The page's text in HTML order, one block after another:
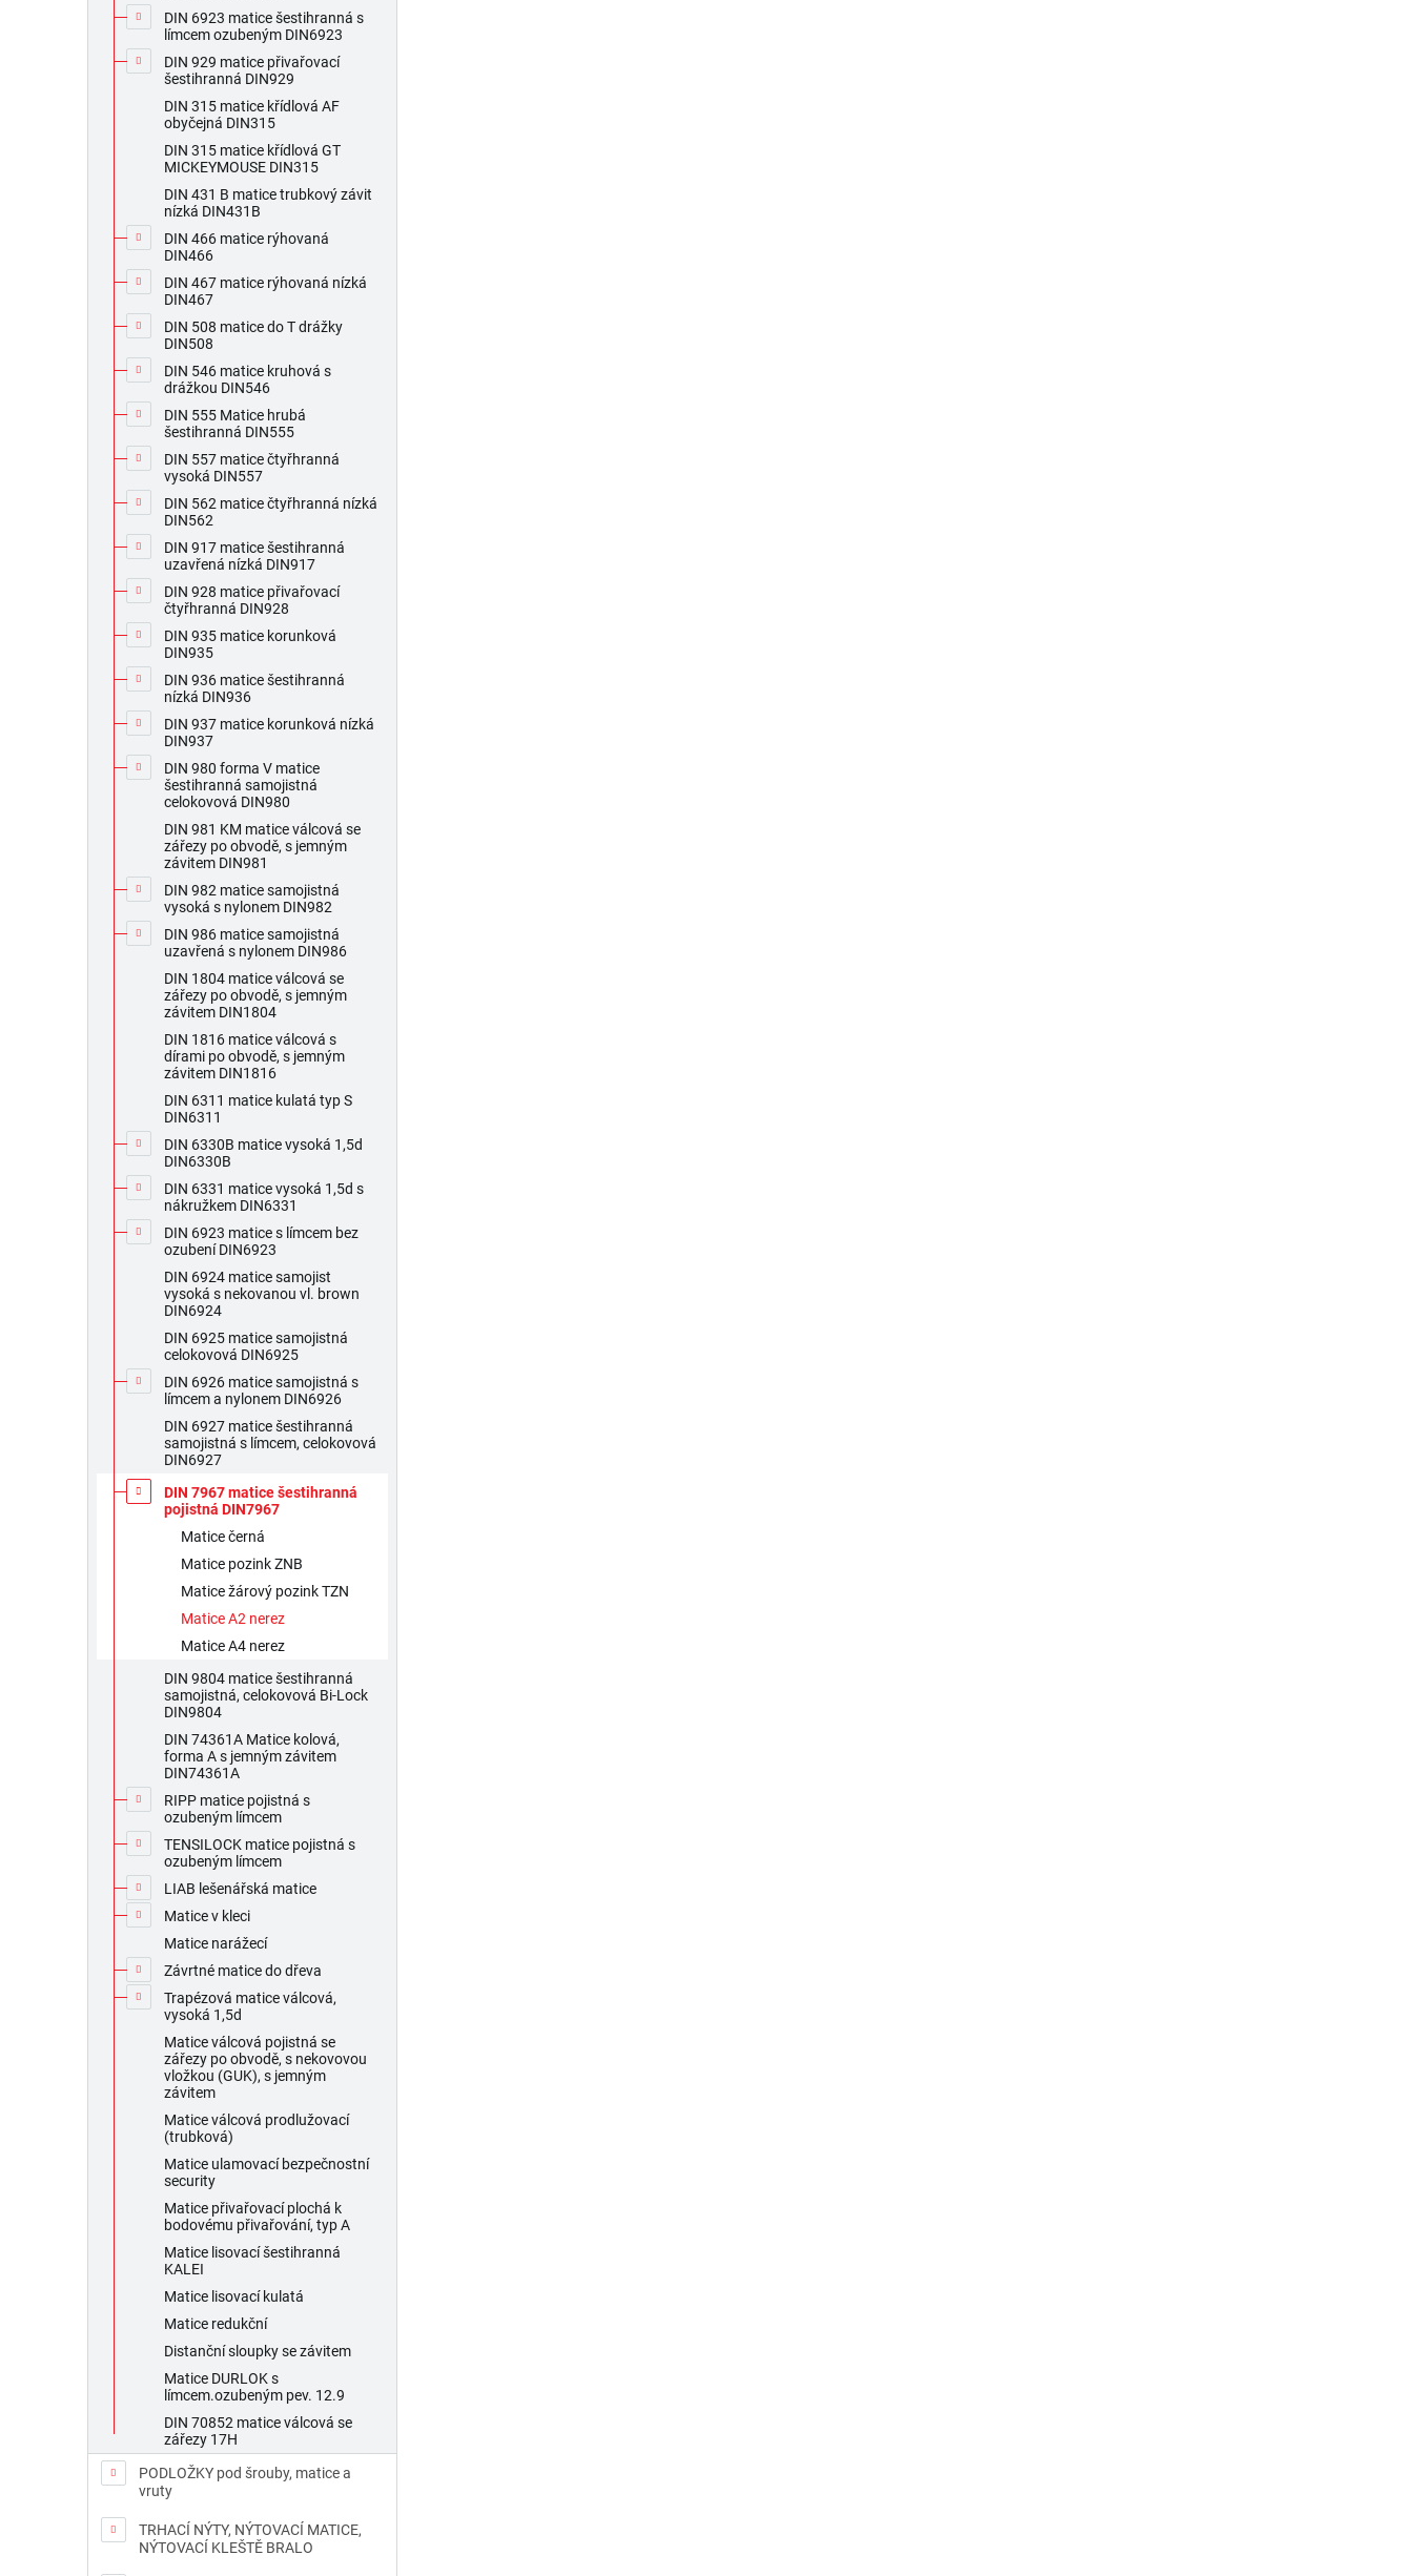
DIN 6923 matice šestihranná s
límcem ozubeným DIN6923
DIN 929 matice přivařovací
šestihranná DIN929
DIN 315 matice křídlová AF
obyčejná DIN315
DIN 315 matice křídlová GT
MICKEYMOUSE DIN315
DIN 431 B matice trubkový závit
nízká DIN431B
DIN 466 matice rýhovaná
DIN466
DIN 467 matice rýhovaná nízká
DIN467
DIN 508 matice do T drážky
DIN508
DIN 546 matice kruhová s
drážkou DIN546
DIN 555 Matice hrubá
šestihranná DIN555
DIN 557 matice čtyřhranná
vysoká DIN557
DIN 562 matice čtyřhranná nízká
DIN562
DIN 917 matice šestihranná
uzavřená nízká DIN917
DIN 928 matice přivařovací
čtyřhranná DIN928
DIN 935 matice korunková
DIN935
DIN 936 matice šestihranná
nízká DIN936
DIN 937 matice korunková nízká
DIN937
DIN 980 forma V matice
šestihranná samojistná
celokovová DIN980
DIN 981 KM matice válcová se
zářezy po obvodě, s jemným
závitem DIN981
DIN 982 matice samojistná
vysoká s nylonem DIN982
DIN 986 matice samojistná
uzavřená s nylonem DIN986
DIN 1804 matice válcová se
zářezy po obvodě, s jemným
závitem DIN1804
DIN 1816 matice válcová s
dírami po obvodě, s jemným
závitem DIN1816
DIN 6311 matice kulatá typ S
DIN6311
DIN 6330B matice vysoká 1,5d
DIN6330B
DIN 6331 matice vysoká 1,5d s
nákružkem DIN6331
DIN 6923 matice s límcem bez
ozubení DIN6923
DIN 6924 matice samojist
vysoká s nekovanou vl. brown
DIN6924
DIN 6925 matice samojistná
celokovová DIN6925
DIN 6926 matice samojistná s
límcem a nylonem DIN6926
DIN 6927 matice šestihranná
samojistná s límcem, celokovová
DIN6927
DIN 7967 matice šestihranná
pojistná DIN7967
Matice černá
Matice pozink ZNB
Matice žárový pozink TZN
Matice A2 nerez
Matice A4 nerez
DIN 9804 matice šestihranná
samojistná, celokovová Bi-Lock
DIN9804
DIN 74361A Matice kolová,
forma A s jemným závitem
DIN74361A
RIPP matice pojistná s
ozubeným límcem
TENSILOCK matice pojistná s
ozubeným límcem
LIAB lešenářská matice
Matice v kleci
Matice narážecí
Závrtné matice do dřeva
Trapézová matice válcová,
vysoká 1,5d
Matice válcová pojistná se
zářezy po obvodě, s nekovovou
vložkou (GUK), s jemným
závitem
Matice válcová prodlužovací
(trubková)
Matice ulamovací bezpečnostní
security
Matice přivařovací plochá k
bodovému přivařování, typ A
Matice lisovací šestihranná
KALEI
Matice lisovací kulatá
Matice redukční
Distanční sloupky se závitem
Matice DURLOK s
límcem.ozubeným pev. 12.9
DIN 70852 matice válcová se
zářezy 17H
PODLOŽKY pod šrouby, matice a
vruty
TRHACÍ NÝTY, NÝTOVACÍ MATICE,
NÝTOVACÍ KLEŠTĚ BRALO